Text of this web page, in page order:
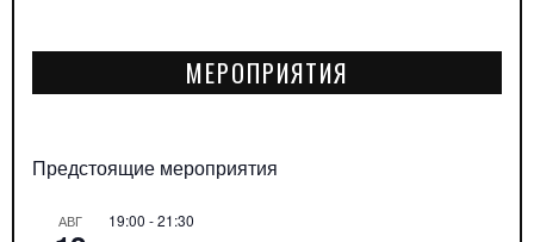
МЕРОПРИЯТИЯ
Предстоящие мероприятия
АВГ 19:00 -21:30